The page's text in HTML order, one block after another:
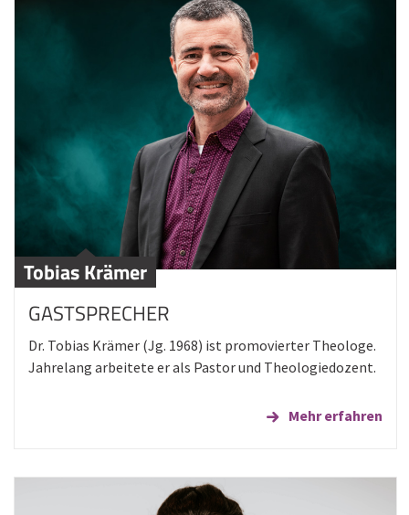
Tobias Krämer
GASTSPRECHER
Dr. Tobias Krämer (Jg. 1968) ist promovierter Theologe.
Jahrelang arbeitete er als Pastor und Theologiedozent.
Mehr erfahren